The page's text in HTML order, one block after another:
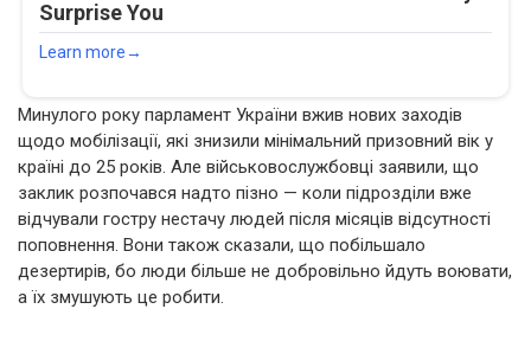
Минулого року парламент України вжив нових заходів
щодо мобілізації, які знизили мінімальний призовний вік у
країні до 25 років. Але військовослужбовці заявили, що
заклик розпочався надто пізно — коли підрозділи вже
відчували гостру нестачу людей після місяців відсутності
поповнення. Вони також сказали, що побільшало
дезертирів, бо люди більше не добровільно йдуть воювати,
а їх змушують це робити.